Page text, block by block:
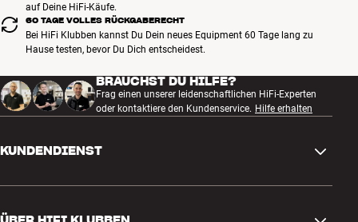
auf Deine HiFi-Käufe.
60 TAGE VOLLES RÜCKGABERECHT
Bei HiFi Klubben kannst Du Dein neues Equipment 60 Tage lang zu
Hause testen, bevor Du Dich entscheidest.
BRAUCHST DU HILFE?
Frag einen unserer leidenschaftlichen HiFi-Experten
oder kontaktiere den Kundenservice. Hilfe erhalten
KUNDENDIENST